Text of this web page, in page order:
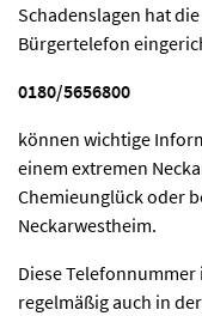
Schadenslagen hat
Bürgertelefon
0180/5656800
können wichtige
einem extremen
Chemieunglück oder
Neckarwestheim.
Diese
regelmäßig auch in